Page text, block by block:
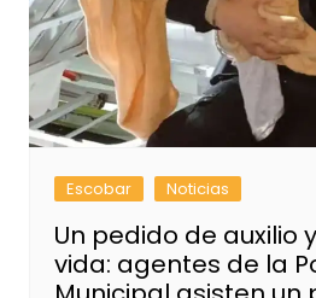
Escobar Noticias
Un pedido de auxilio
vida: agentes de la